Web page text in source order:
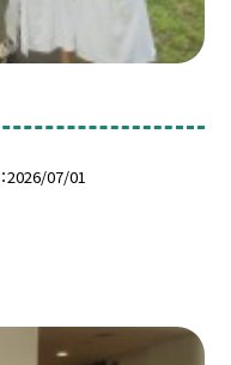
2026/07/01